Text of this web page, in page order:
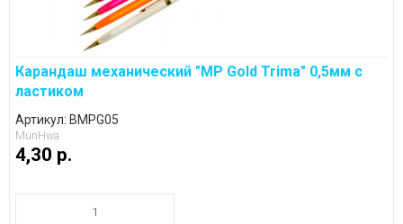
Карандаш механический "MP Gold Trima" 0,5мм с
ластиком
Артикул: BMPG05
MunHwa
4,30 p.